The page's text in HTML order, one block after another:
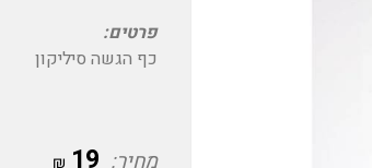
פרטים:
כף הגשה סיליקון
מחיר: 19
₪